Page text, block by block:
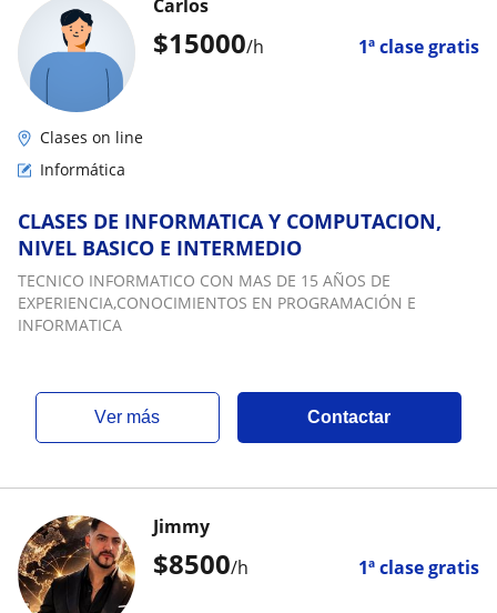
$15000/h 1ª clase gratis
Carlos
Clases on line
Informática
CLASES DE INFORMATICA Y COMPUTACION,
NIVEL BASICO E INTERMEDIO
TECNICO INFORMATICO CON MAS DE 15 AÑOS DE
EXPERIENCIA,CONOCIMIENTOS EN PROGRAMACIÓN E
INFORMATICA
ver más Contactar
$8500/h 1ª clase gratis
Jimmy